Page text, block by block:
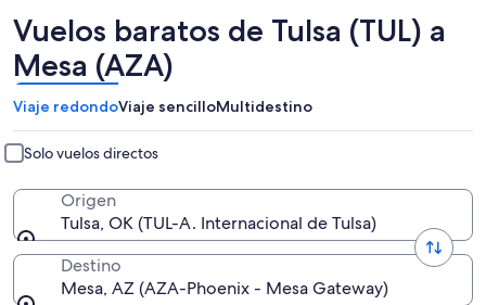
Vuelos baratos de Tulsa (TUL) a
Mesa (AZA)
Viaje redondoViaje sencilloMultidestino
Solo vuelos directos
Origen
Tulsa, OK (TUL-A. Internacional de Tulsa)
Destino
Mesa, AZ (AZA-Phoenix - Mesa Gateway)